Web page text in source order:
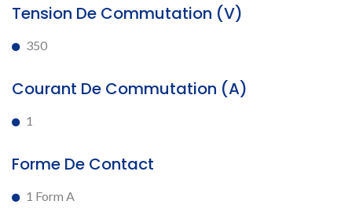
Tension De Commutation (V)
350
Courant De Commutation (A)
1
Forme De Contact
1 Form A